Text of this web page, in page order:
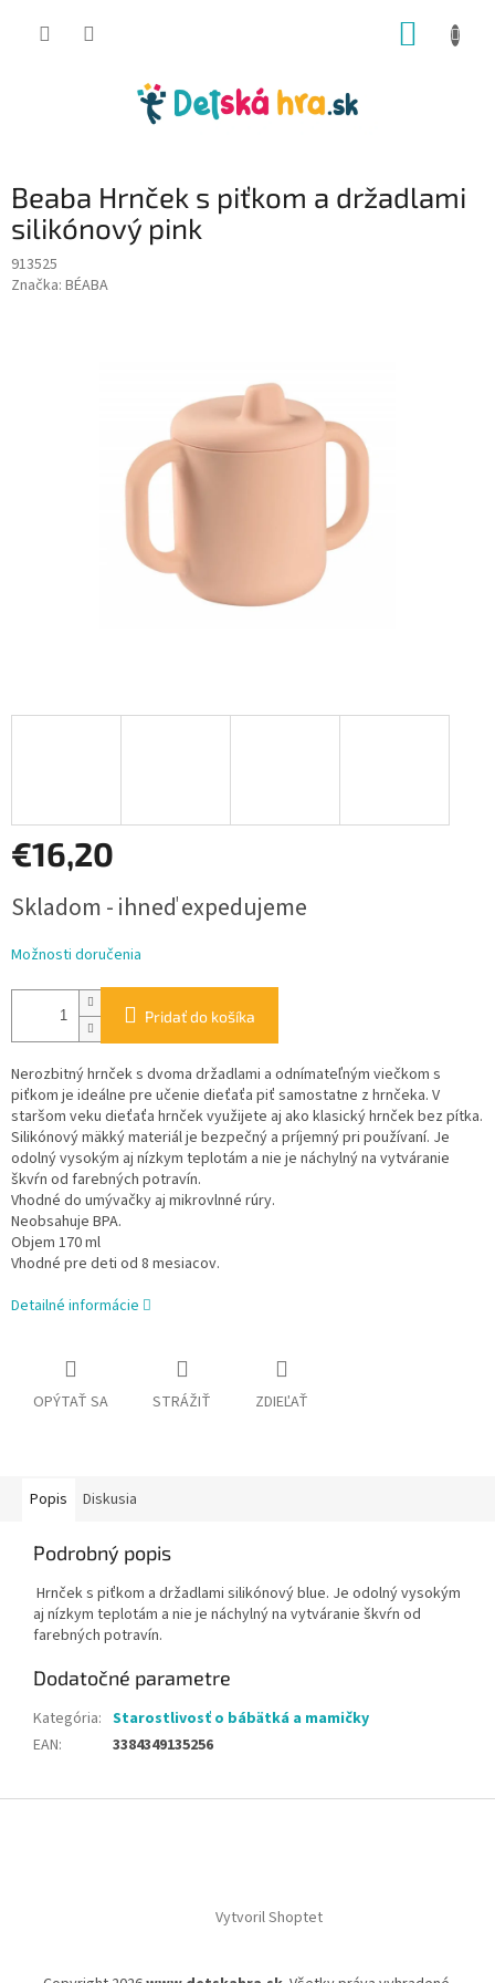
Beaba Hrnček s piťkom a držadlami
silikónový pink
913525
Značka: BÉABA
€16,20
cena:
Skladom - ihneď expedujeme
Možnosti doručenia
Pridať do košíka
Nerozbitný hrnček s dvoma držadlami a odnímateľným viečkom s
piťkom je ideálne pre učenie dieťaťa piť samostatne z hrnčeka. V
staršom veku dieťaťa hrnček využijete aj ako klasický hrnček bez pítka.
Silikónový mäkký materiál je bezpečný a príjemný pri používaní. Je
odolný vysokým aj nízkym teplotám a nie je náchylný na vytváranie
škvŕn od farebných potravín.
Vhodné do umývačky aj mikrovlnné rúry.
Neobsahuje BPA.
Objem 170 ml
Vhodné pre deti od 8 mesiacov.
Detailné informácie
OPÝTAŤ SA STRÁŽIŤ ZDIEĽAŤ
Popis Diskusia
Podrobný popis
Hrnček s piťkom a držadlami silikónový blue. Je odolný vysokým
aj nízkym teplotám a nie je náchylný na vytváranie škvŕn od
farebných potravín.
Dodatočné parametre
Kategória: Starostlivosť o bábätká a mamičky
EAN: 3384349135256
Vytvoril Shoptet